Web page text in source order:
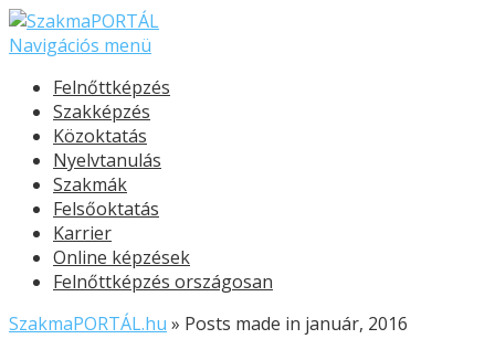
Navigációs menü
Felnőttképzés
Szakképzés
Közoktatás
Nyelvtanulás
Szakmák
Felsőoktatás
Karrier
Online képzések
Felnőttképzés országosan
SzakmaPORTÁL.hu » Posts made in január, 2016